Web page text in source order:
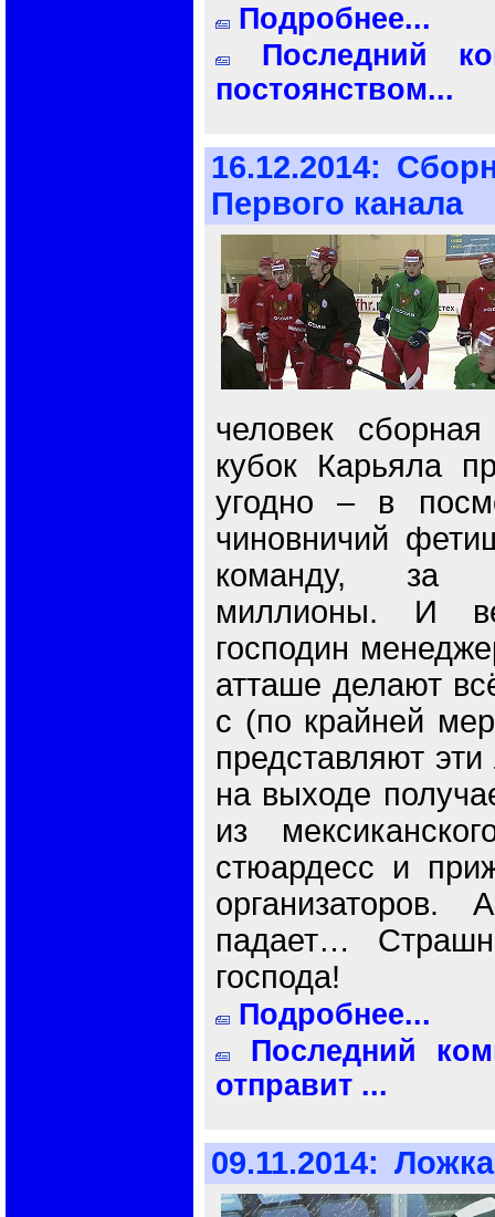
Подробнее...
Последний
постоянством...
16.12.2014:
Первого канала
человек
кубок Карьяла
угодно – в
чиновничий
команду, за
миллионы. И
господин
атташе делают
с (по крайней
представляют
на выходе
из
стюардесс и
падает…
господа!
Подробнее...
Последний
отправит ...
09.11.2014: